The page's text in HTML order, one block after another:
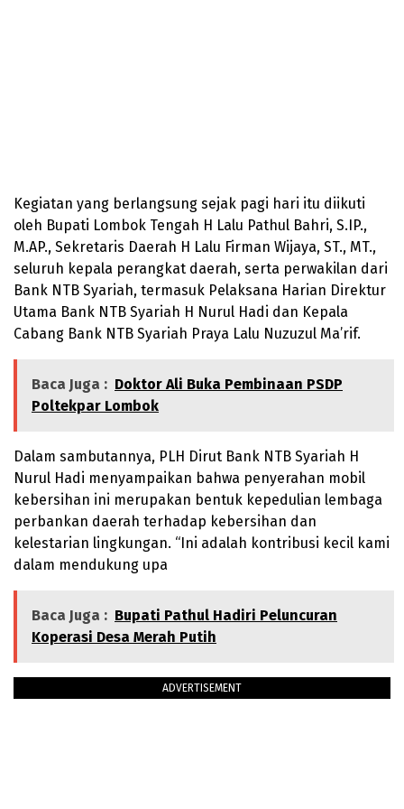
Kegiatan yang berlangsung sejak pagi hari itu diikuti
oleh Bupati Lombok Tengah H Lalu Pathul Bahri, S.IP.,
M.AP., Sekretaris Daerah H Lalu Firman Wijaya, ST., MT.,
seluruh kepala perangkat daerah, serta perwakilan dari
Bank NTB Syariah, termasuk Pelaksana Harian Direktur
Utama Bank NTB Syariah H Nurul Hadi dan Kepala
Cabang Bank NTB Syariah Praya Lalu Nuzuzul Ma’rif.
Baca Juga : Doktor Ali Buka Pembinaan PSDP
Poltekpar Lombok
Dalam sambutannya, PLH Dirut Bank NTB Syariah H
Nurul Hadi menyampaikan bahwa penyerahan mobil
kebersihan ini merupakan bentuk kepedulian lembaga
perbankan daerah terhadap kebersihan dan
kelestarian lingkungan. “Ini adalah kontribusi kecil kami
dalam mendukung upa
Baca Juga : Bupati Pathul Hadiri Peluncuran
Koperasi Desa Merah Putih
ADVERTISEMENT